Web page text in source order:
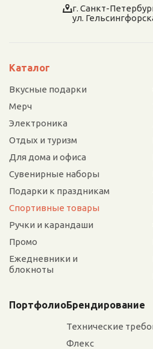
г. Санкт-
ул.
Каталог
Вкусные подарки
Мерч
Электроника
Отдых и туризм
Для дома и офиса
Сувенирные наборы
Подарки к праздникам
Спортивные товары
Ручки и карандаши
Промо
Ежедневники и
блокноты
ПортфолиоБрендирование
Технические
Флекс